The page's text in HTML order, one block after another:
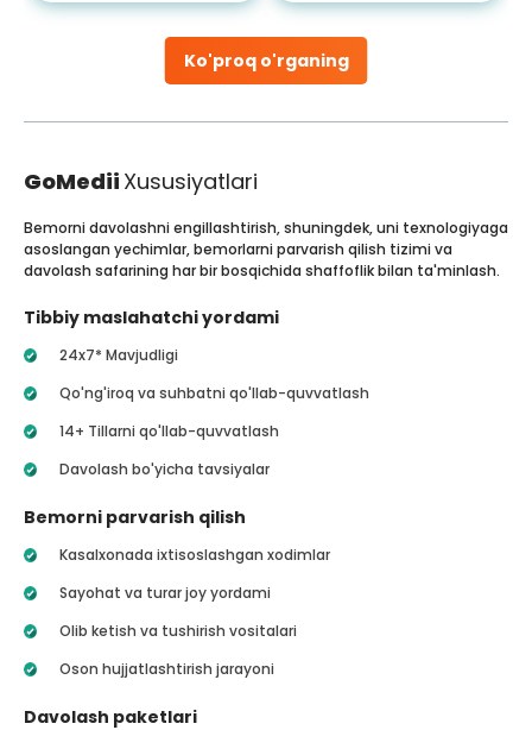
Ko'proq o'rganing
GoMedii Xususiyatlari
Bemorni davolashni engillashtirish, shuningdek, uni texnologiyaga
asoslangan yechimlar, bemorlarni parvarish qilish tizimi va
davolash safarining har bir bosqichida shaffoflik bilan ta'minlash.
Tibbiy maslahatchi yordami
24x7* Mavjudligi
Qo'ng'iroq va suhbatni qo'llab-quvvatlash
14+ Tillarni qo'llab-quvvatlash
Davolash bo'yicha tavsiyalar
Bemorni parvarish qilish
Kasalxonada ixtisoslashgan xodimlar
Sayohat va turar joy yordami
Olib ketish va tushirish vositalari
Oson hujjatlashtirish jarayoni
Davolash paketlari